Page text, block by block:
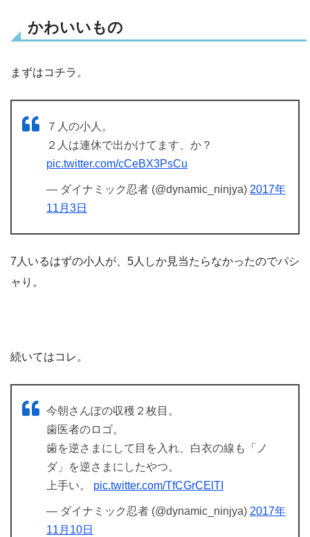
かわいいもの
まずはコチラ。
７人の小人。
２人は連休で出かけてます、か？
pic.twitter.com/cCeBX3PsCu
— ダイナミック忍者 (@dynamic_ninjya) 2017年
11月3日
7人いるはずの小人が、5人しか見当たらなかったのでパシ
ャり。
続いてはコレ。
今朝さんぽの収穫２枚目。
歯医者のロゴ。
歯を逆さまにして目を入れ、白衣の線も「ノ
ダ」を逆さまにしたやつ。
上手い。 pic.twitter.com/TfCGrCElTI
— ダイナミック忍者 (@dynamic_ninjya) 2017年
11月10日